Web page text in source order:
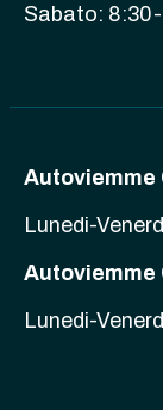
Sabato:
Autoviemme
Lunedi-
Autoviemme
Lunedi-